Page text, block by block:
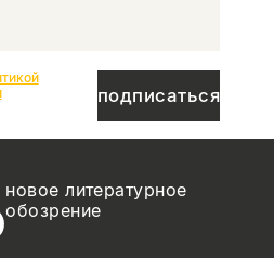
подписаться
новое литературное
обозрение